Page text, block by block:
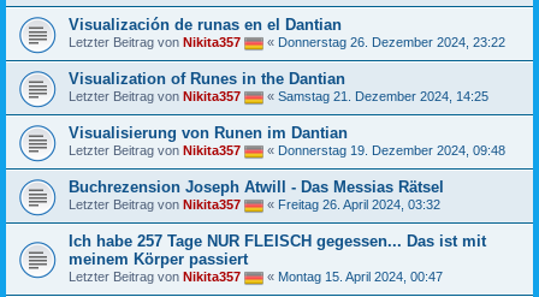
Visualización de runas en el Dantian
Letzter Beitrag von Nikita357 « Donnerstag 26. Dezember 2024, 23:22
Visualization of Runes in the Dantian
Letzter Beitrag von Nikita357 « Samstag 21. Dezember 2024, 14:25
Visualisierung von Runen im Dantian
Letzter Beitrag von Nikita357 « Donnerstag 19. Dezember 2024, 09:48
Buchrezension Joseph Atwill - Das Messias Rätsel
Letzter Beitrag von Nikita357 « Freitag 26. April 2024, 03:32
Ich habe 257 Tage NUR FLEISCH gegessen... Das ist mit
meinem Körper passiert
Letzter Beitrag von Nikita357 « Montag 15. April 2024, 00:47